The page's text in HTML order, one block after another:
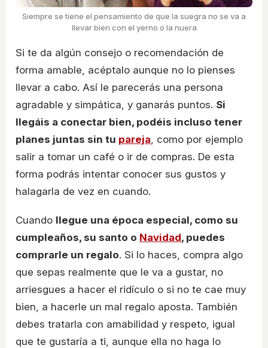
Siempre se tiene el pensamiento de que la suegra no se va a
llevar bien con el yerno o la nuera
Si te da algún consejo o recomendación de
forma amable, acéptalo aunque no lo pienses
llevar a cabo. Así le parecerás una persona
agradable y simpática, y ganarás puntos. Si
llegáis a conectar bien, podéis incluso tener
planes juntas sin tu pareja, como por ejemplo
salir a tomar un café o ir de compras. De esta
forma podrás intentar conocer sus gustos y
halagarla de vez en cuando.
Cuando llegue una época especial, como su
cumpleaños, su santo o Navidad, puedes
comprarle un regalo. Si lo haces, compra algo
que sepas realmente que le va a gustar, no
arriesgues a hacer el ridículo o si no te cae muy
bien, a hacerle un mal regalo aposta. También
debes tratarla con amabilidad y respeto, igual
que te gustaría a ti, aunque ella no haga lo